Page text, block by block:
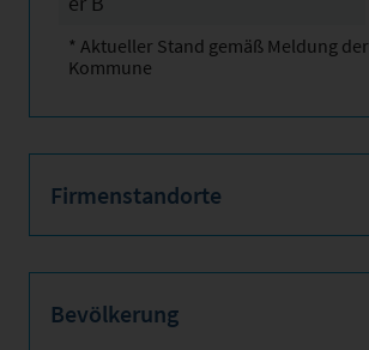
* Aktueller Stand gemäß Meldung der
Kommune
Firmenstandorte
Bevölkerung